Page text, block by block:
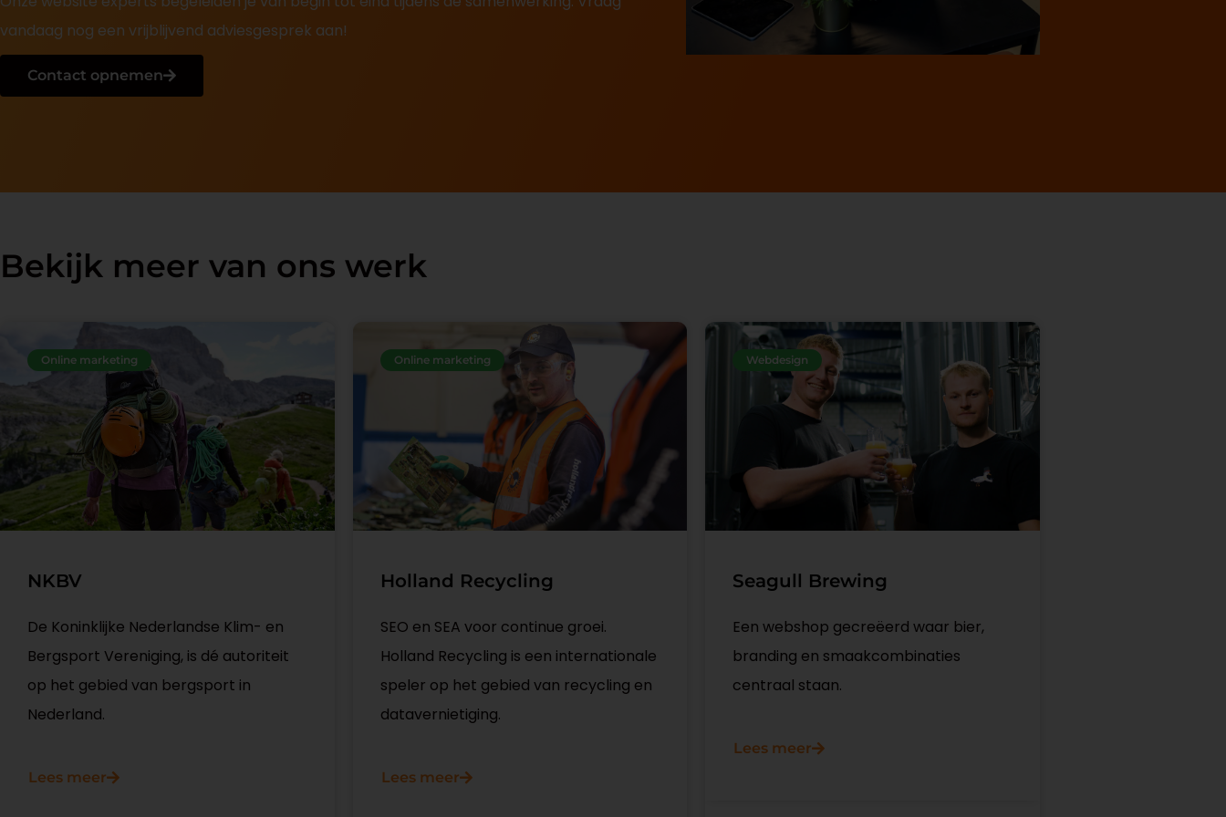
vandaag nog een vrijblijvend adviesgesprek aan!
Contact opnemen
Bekijk meer van ons werk
Online marketing
NKBV
De Koninklijke Nederlandse Klim- en
Bergsport Vereniging, is dé autoriteit
op het gebied van bergsport in
Nederland.
Lees meer
Online marketing
Holland Recycling
SEO en SEA voor continue groei.
Holland Recycling is een internationale
speler op het gebied van recycling en
datavernietiging.
Lees meer
Webdesign
Seagull Brewing
Een webshop gecreëerd waar bier,
branding en smaakcombinaties
centraal staan.
Lees meer